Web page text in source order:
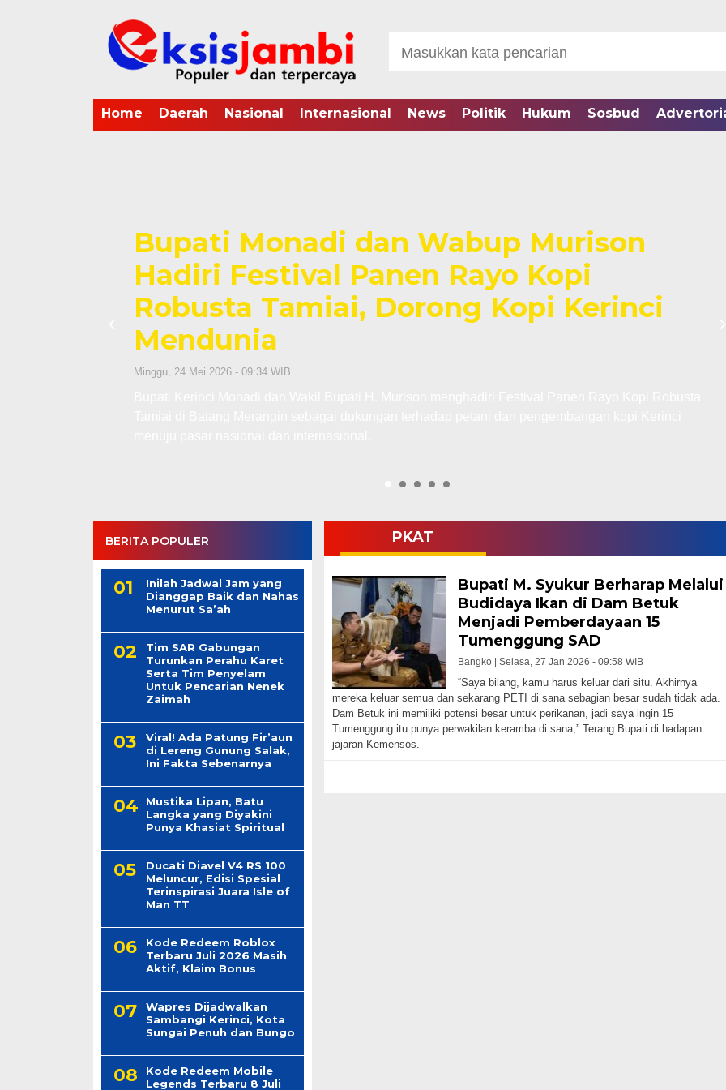
Home Daerah Nasional Internasional News Politik Hukum Sosbud
Bupati Monadi dan Wabup Murison
Hadiri Festival Panen Rayo Kopi
Robusta Tamiai, Dorong Kopi Kerinci
Mendunia
Minggu, 24 Mei 2026 - 09:34 WIB
BERITA POPULER
Inilah Jadwal Jam yang
Dianggap Baik dan Nahas
Menurut Sa’ah
Tim SAR Gabungan
Turunkan Perahu Karet
Serta Tim Penyelam
Untuk Pencarian Nenek
Zaimah
Viral! Ada Patung Fir’aun
di Lereng Gunung Salak,
Ini Fakta Sebenarnya
Mustika Lipan, Batu
Langka yang Diyakini
Punya Khasiat Spiritual
Ducati Diavel V4 RS 100
Meluncur, Edisi Spesial
Terinspirasi Juara Isle of
Man TT
Kode Redeem Roblox
Terbaru Juli 2026 Masih
Aktif, Klaim Bonus
Wapres Dijadwalkan
Sambangi Kerinci, Kota
Sungai Penuh dan Bungo
Kode Redeem Mobile
Legends Terbaru 8 Juli
PKAT
Bupati M. Syukur Berharap Melalui
Budidaya Ikan di Dam Betuk
Menjadi Pemberdayaan 15
Tumenggung SAD
Bangko | Selasa, 27 Jan 2026 - 09:58 WIB
“Saya bilang, kamu harus keluar dari situ. Akhirnya
mereka keluar semua dan sekarang PETI di sana sebagian besar sudah tidak ada.
Dam Betuk ini memiliki potensi besar untuk perikanan, jadi saya ingin 15
Tumenggung itu punya perwakilan keramba di sana,” Terang Bupati di hadapan
jajaran Kemensos.